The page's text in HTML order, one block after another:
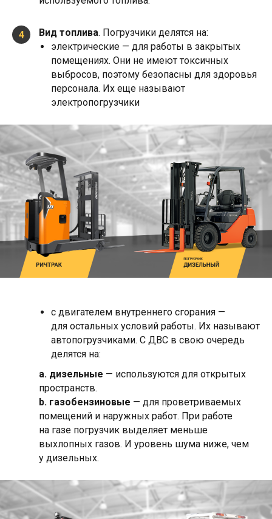
4 Вид топлива. Погрузчики делятся на:
электрические — для работы в закрытых
помещениях. Они не имеют токсичных
выбросов, поэтому безопасны для здоровья
персонала. Их еще называют
электропогрузчики
с двигателем внутреннего сгорания —
для остальных условий работы. Их называют
автопогрузчиками. С ДВС в свою очередь
делятся на:
a. дизельные — используются для открытых
пространств.
b. газобензиновые — для проветриваемых
помещений и наружных работ. При работе
на газе погрузчик выделяет меньше
выхлопных газов. И уровень шума ниже, чем
у дизельных.